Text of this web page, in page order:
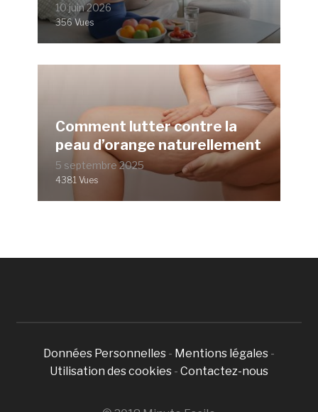
10 juin 2026
356 Vues
Comment lutter contre la
peau d’orange naturellement
5 septembre 2025
4381 Vues
Données Personnelles - Mentions légales -
Utilisation des cookies - Contactez-nous